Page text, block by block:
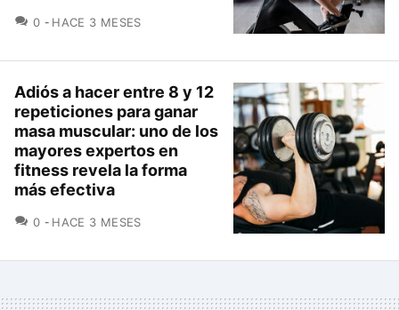
0 COMENTARIOS
HACE 3 MESES
Adiós a hacer entre 8 y 12
repeticiones para ganar
masa muscular: uno de los
mayores expertos en
fitness revela la forma
más efectiva
0 COMENTARIOS
HACE 3 MESES